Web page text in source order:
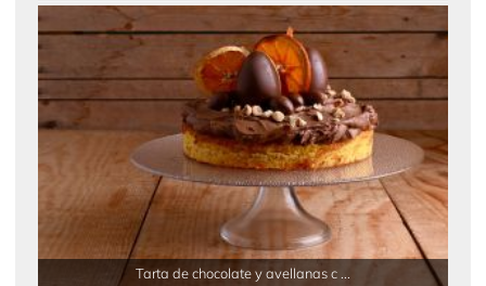
Tarta de chocolate y avellanas c ...